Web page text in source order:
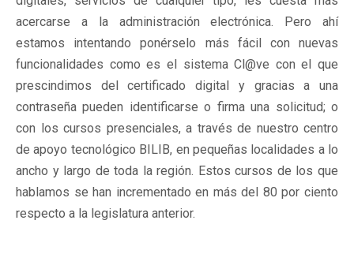
acercarse a la administración electrónica. Pero ahí
estamos intentando ponérselo más fácil con nuevas
funcionalidades como es el sistema Cl@ve con el que
prescindimos del certificado digital y gracias a una
contraseña pueden identificarse o firma una solicitud; o
con los cursos presenciales, a través de nuestro centro
de apoyo tecnológico BILIB, en pequeñas localidades a lo
ancho y largo de toda la región. Estos cursos de los que
hablamos se han incrementado en más del 80 por ciento
respecto a la legislatura anterior.